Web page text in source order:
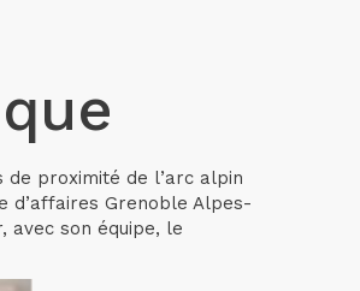
de proximité de l’arc alpin
d’affaires Grenoble Alpes-
avec son équipe, le